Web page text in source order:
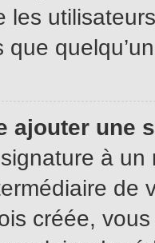
les
que
ajouter une
à un
créée,